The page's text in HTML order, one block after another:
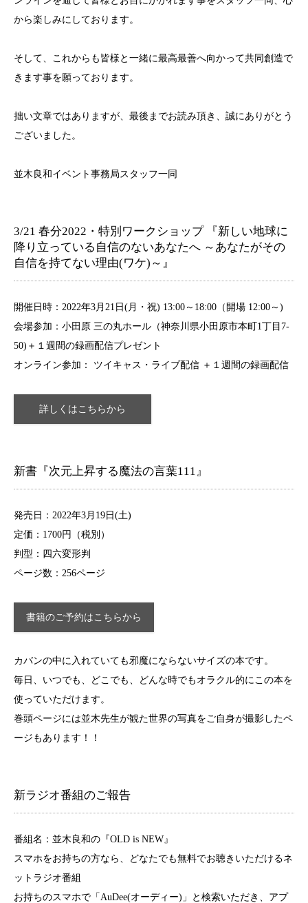
から楽しみにしております。
そして、これからも皆様と一緒に最高最善へ向かって共同創造で
きます事を願っております。
拙い文章ではありますが、最後までお読み頂き、誠にありがとう
ございました。
並木良和イベント事務局スタッフ一同
3/21 春分2022・特別ワークショップ 『新しい地球に
降り立っている自信のないあなたへ ～あなたがその
自信を持てない理由(ワケ)～』
開催日時：2022年3月21日(月・祝) 13:00～18:00（開場 12:00～)
会場参加：小田原 三の丸ホール（神奈川県小田原市本町1丁目7-
50)＋１週間の録画配信プレゼント
オンライン参加： ツイキャス・ライブ配信 ＋１週間の録画配信
詳しくはこちらから
新書『次元上昇する魔法の言葉111』
発売日：2022年3月19日(土)
定価：1700円（税別）
判型：四六変形判
ページ数：256ページ
書籍のご予約はこちらから
カバンの中に入れていても邪魔にならないサイズの本です。
毎日、いつでも、どこでも、どんな時でもオラクル的にこの本を
使っていただけます。
巻頭ページには並木先生が観た世界の写真をご自身が撮影したペ
ージもあります！！
新ラジオ番組のご報告
番組名：並木良和の『OLD is NEW』
スマホをお持ちの方なら、どなたでも無料でお聴きいただけるネ
ットラジオ番組
お持ちのスマホで「AuDee(オーディー)」と検索いただき、アプ